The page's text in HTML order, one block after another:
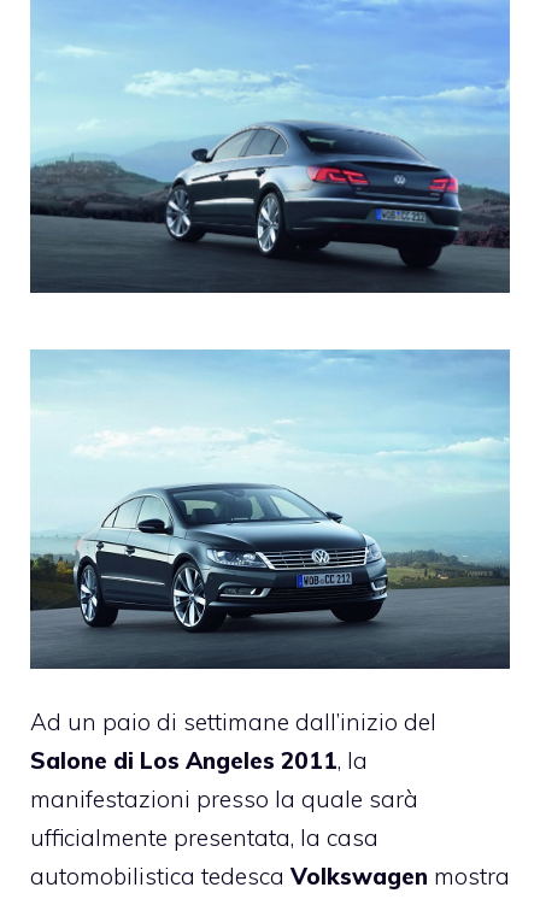
Ad un paio di settimane dall’inizio del
Salone di Los Angeles 2011, la
manifestazioni presso la quale sarà
ufficialmente presentata, la casa
automobilistica tedescaVolkswagen mostra